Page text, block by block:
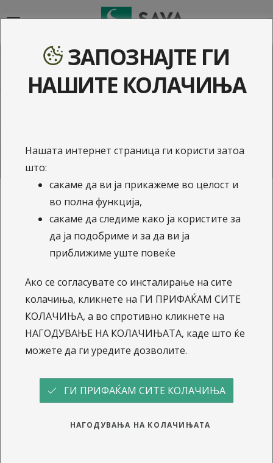
Доброволно приватно
здравствено осигурување
Пријавете штета онлајн
Зошто ДПЗО е корисно и
што ни овозможува
истото?
Нашето здравје и здравјето на нашите најблиски е
најважно, затоа за да се заштитиме треба да
направиме сѐ што е во наша моќ.Доброволното
приватно здравственоосигурување овозможува
надополнување на основното здравствено
осигурување.
ЗАПОЗНАЈТЕ ГИ
НАШИТЕ КОЛАЧИЊА
Нашата интернет страница ги користи затоа
што:
сакаме да ви ја прикажеме во целост и
во полна функција,
сакаме да следиме како ја користите за
да ја подобриме и за да ви ја
приближиме уште повеќе
Ако се согласувате со инсталирање на сите
колачиња, кликнете на ГИ ПРИФАЌАМ СИТЕ
КОЛАЧИЊА, а во спротивно кликнете на
НАГОДУВАЊЕ НА КОЛАЧИЊАТА, каде што ќе
можете да ги уредите дозволите.
ГИ ПРИФАЌАМ СИТЕ КОЛАЧИЊА
НАГОДУВАЊА НА КОЛАЧИЊАТА